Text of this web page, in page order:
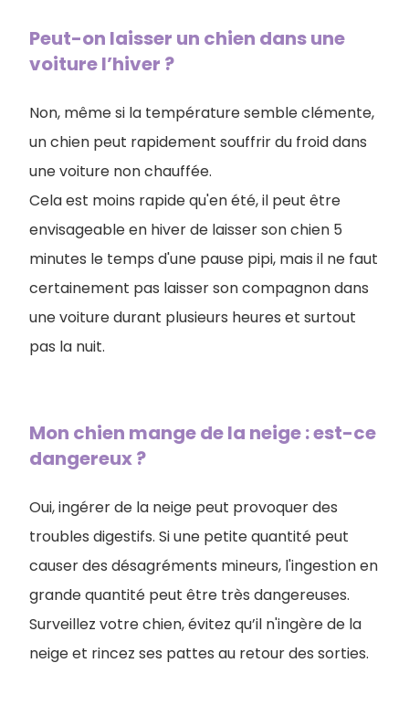
Peut-on laisser un chien dans une
voiture l’hiver ?
Non, même si la température semble clémente,
un chien peut rapidement souffrir du froid dans
une voiture non chauffée.
Cela est moins rapide qu'en été, il peut être
envisageable en hiver de laisser son chien 5
minutes le temps d'une pause pipi, mais il ne faut
certainement pas laisser son compagnon dans
une voiture durant plusieurs heures et surtout
pas la nuit.
Mon chien mange de la neige : est-ce
dangereux ?
Oui, ingérer de la neige peut provoquer des
troubles digestifs. Si une petite quantité peut
causer des désagréments mineurs, l'ingestion en
grande quantité peut être très dangereuses.
Surveillez votre chien, évitez qu’il n'ingère de la
neige et rincez ses pattes au retour des sorties.